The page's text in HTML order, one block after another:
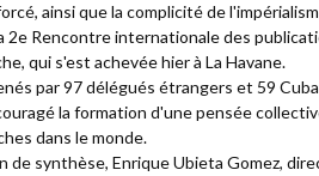
ainsi que la complicité de
2e Rencontre internationale des
qui s'est achevée hier à La Havane.
par 97 délégués étrangers et 59
la formation d'une pensée
dans le monde.
de synthèse, Enrique Ubieta Gomez,